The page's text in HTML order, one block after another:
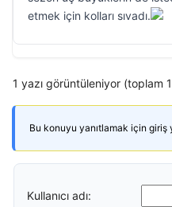
etmek için kolları sıvadı.
1 yazı görüntüleniyor (toplam
Bu konuyu yanıtlamak için giriş
Kullanıcı adı: